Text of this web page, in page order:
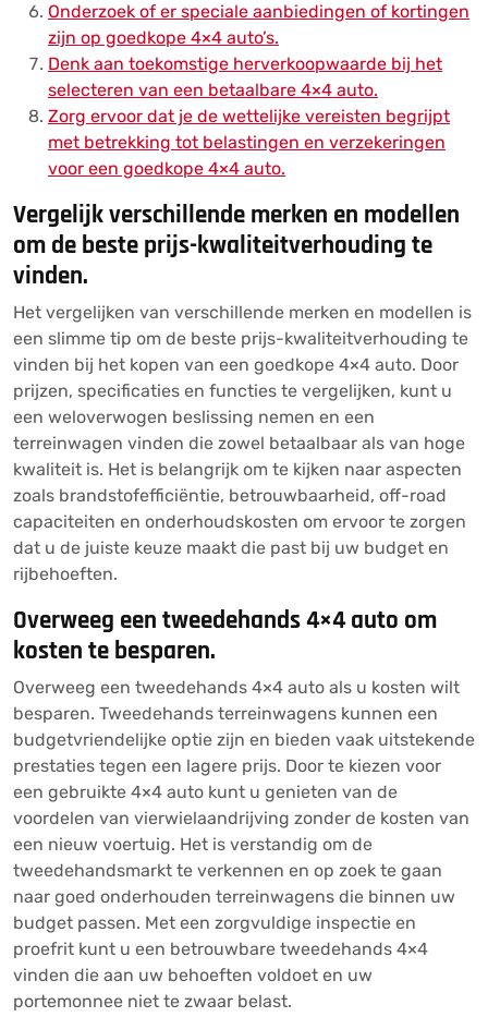
Onderzoek of er speciale aanbiedingen of kortingen
zijn op goedkope 4×4 auto’s.
Denk aan toekomstige herverkoopwaarde bij het
selecteren van een betaalbare 4×4 auto.
Zorg ervoor dat je de wettelijke vereisten begrijpt
met betrekking tot belastingen en verzekeringen
voor een goedkope 4×4 auto.
Vergelijk verschillende merken en modellen
om de beste prijs-kwaliteitverhouding te
vinden.
Het vergelijken van verschillende merken en modellen is
een slimme tip om de beste prijs-kwaliteitverhouding te
vinden bij het kopen van een goedkope 4×4 auto. Door
prijzen, specificaties en functies te vergelijken, kunt u
een weloverwogen beslissing nemen en een
terreinwagen vinden die zowel betaalbaar als van hoge
kwaliteit is. Het is belangrijk om te kijken naar aspecten
zoals brandstofefficiëntie, betrouwbaarheid, off-road
capaciteiten en onderhoudskosten om ervoor te zorgen
dat u de juiste keuze maakt die past bij uw budget en
rijbehoeften.
Overweeg een tweedehands 4×4 auto om
kosten te besparen.
Overweeg een tweedehands 4×4 auto als u kosten wilt
besparen. Tweedehands terreinwagens kunnen een
budgetvriendelijke optie zijn en bieden vaak uitstekende
prestaties tegen een lagere prijs. Door te kiezen voor
een gebruikte 4×4 auto kunt u genieten van de
voordelen van vierwielaandrijving zonder de kosten van
een nieuw voertuig. Het is verstandig om de
tweedehandsmarkt te verkennen en op zoek te gaan
naar goed onderhouden terreinwagens die binnen uw
budget passen. Met een zorgvuldige inspectie en
proefrit kunt u een betrouwbare tweedehands 4×4
vinden die aan uw behoeften voldoet en uw
portemonnee niet te zwaar belast.